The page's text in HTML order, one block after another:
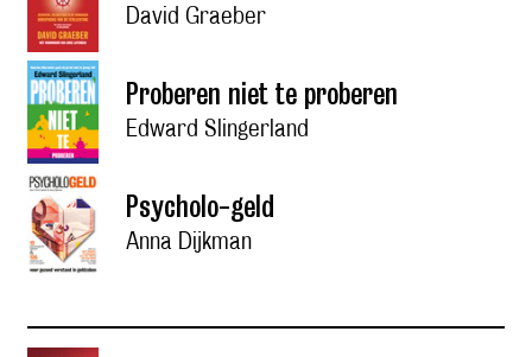
David Graeber
Proberen niet te proberen
Edward Slingerland
Psycholo-geld
Anna Dijkman